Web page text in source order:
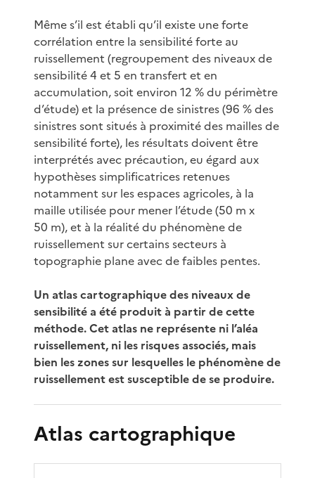
Même s’il est établi qu’il existe une forte
corrélation entre la sensibilité forte au
ruissellement (regroupement des niveaux de
sensibilité 4 et 5 en transfert et en
accumulation, soit environ 12 % du périmètre
d’étude) et la présence de sinistres (96 % des
sinistres sont situés à proximité des mailles de
sensibilité forte), les résultats doivent être
interprétés avec précaution, eu égard aux
hypothèses simplificatrices retenues
notamment sur les espaces agricoles, à la
maille utilisée pour mener l’étude (50 m x
50 m), et à la réalité du phénomène de
ruissellement sur certains secteurs à
topographie plane avec de faibles pentes.
Un atlas cartographique des niveaux de
sensibilité a été produit à partir de cette
méthode. Cet atlas ne représente ni l’aléa
ruissellement, ni les risques associés, mais
bien les zones sur lesquelles le phénomène de
ruissellement est susceptible de se produire.
Atlas cartographique